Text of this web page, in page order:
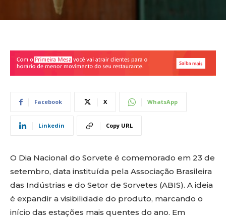
Facebook X WhatsApp
Linkedin Copy URL
O Dia Nacional do Sorvete é comemorado em 23 de
setembro, data instituída pela Associação Brasileira
das Indústrias e do Setor de Sorvetes (ABIS). A ideia
é expandir a visibilidade do produto, marcando o
início das estações mais quentes do ano. Em